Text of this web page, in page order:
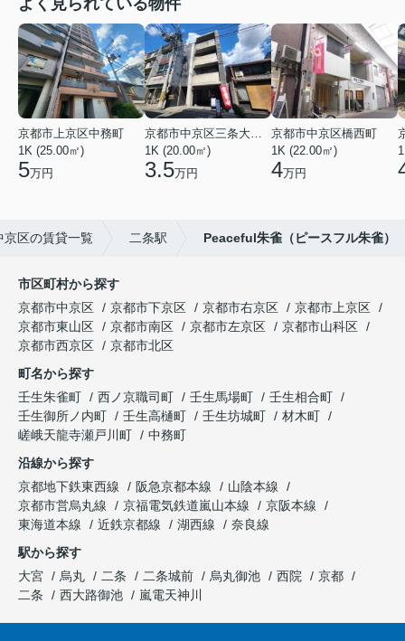
よく見られている物件
京都市上京区中務町
1K (25.00㎡)
5万円
京都市中京区三条大宮町
1K (20.00㎡)
3.5万円
京都市中京区橋西町
1K (22.00㎡)
4万円
京区の賃貸一覧 二条駅 Peaceful朱雀（ピースフル朱雀）
市区町村から探す
京都市中京区
京都市下京区 京都市右京区
京都市上京区
京都市東山区
京都市南区 京都市左京区
京都市山科区
京都市西京区
京都市北区
町名から探す
壬生朱雀町
西ノ京職司町 壬生馬場町
壬生相合町
壬生御所ノ内町
壬生高樋町 壬生坊城町
材木町
嵯峨天龍寺瀬戸川町
中務町
沿線から探す
京都地下鉄東西線
阪急京都本線
山陰本線
京都市営烏丸線
京福電気鉄道嵐山本線
京阪本線
東海道本線
近鉄京都線 湖西線
奈良線
駅から探す
大宮
烏丸 二条 二条城前 烏丸御池 西院
京都
二条
西大路御池 嵐電天神川